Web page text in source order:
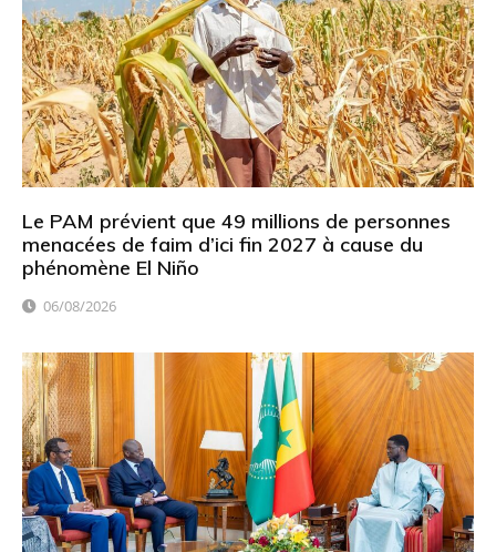
Le PAM prévient que 49 millions de personnes
menacées de faim d’ici fin 2027 à cause du
phénomène El Niño
06/08/2026